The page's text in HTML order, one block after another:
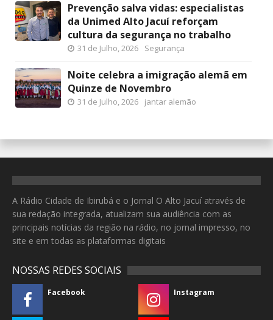
Prevenção salva vidas: especialistas
da Unimed Alto Jacuí reforçam
cultura da segurança no trabalho
31 de Julho, 2026 Segurança
Noite celebra a imigração alemã em
Quinze de Novembro
31 de Julho, 2026 jantar alemão
A Rádio Cidade de Ibirubá e o Jornal O Alto Jacuí através de
sua redação integrada, atualizam sua audiência com as
principais notícias da região na rádio, no jornal impresso, no
site e em todas as plataformas digitais
NOSSAS REDES SOCIAIS
Facebook Instagram